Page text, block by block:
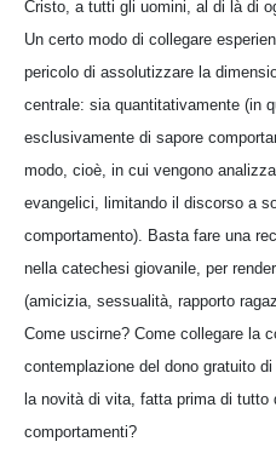
Cristo, a tutti gli uomini, al di là di
Un certo modo di collegare
pericolo di assolutizzare la
centrale: sia quantitativamente (in
esclusivamente di sapore
modo, cioè, in cui vengono
evangelici, limitando il discorso a
comportamento). Basta fare una
nella catechesi giovanile, per
(amicizia, sessualità, rapporto
Come uscirne? Come collegare la
contemplazione del dono gratuito
la novità di vita, fatta prima di tutto
comportamenti?